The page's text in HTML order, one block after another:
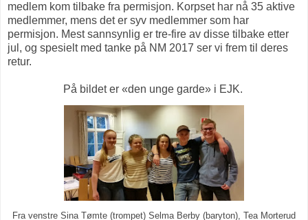
medlem kom tilbake fra permisjon. Korpset har nå 35 aktive
medlemmer, mens det er syv medlemmer som har
permisjon. Mest sannsynlig er tre-fire av disse tilbake etter
jul, og spesielt med tanke på NM 2017 ser vi frem til deres
retur.
På bildet er «den unge garde» i EJK.
Fra venstre Sina Tømte (trompet) Selma Berby (baryton), Tea Morterud